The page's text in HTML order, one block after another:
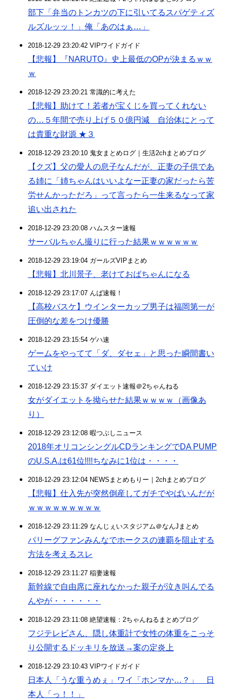
部下「弁当のトンカツの下に引いてるスパゲティズ
ルズルッッ！」俺「あのはぁ…」
2018-12-29 23:20:42 VIPワイドガイド
【悲報】『NARUTO』史上最低のOPが決まるｗｗ
ｗ
2018-12-29 23:20:21 常識的に考えた
【悲報】助けて！若者が宝くじを買ってくれない
の…５年間で売り上げ５０億円減 自治体にとって
は貴重な財源 ★３
2018-12-29 23:20:10 鬼女まとめログ｜生活2chまとめブログ
【クズ】父の愛人の息子なんだが、正妻の子供であ
る姉に「姉ちゃんはいいよなー正妻の家だったら苦
労せんかっただろ」って言ったら一生来るなって家
追い出された
2018-12-29 23:20:08 ハムスター速報
サーバルちゃん撮りに行った結果ｗｗｗｗｗｗ
2018-12-29 23:19:04 ガールズVIPまとめ
【悲報】北川景子、老けておばちゃんになる
2018-12-29 23:17:07 んば速報！
【高校バスケ】ウインターカップ男子は福岡第一が
圧倒的な差をつけ優勝
2018-12-29 23:15:54 ゲハ速
ゲームをやってて「ダ、ダセェ」と思った瞬間書い
ていけ
2018-12-29 23:15:37 ダイエット速報＠2ちゃんねる
女がダイエットを拗らせた結果ｗｗｗｗ（画像あ
り）
2018-12-29 23:12:08 暇つぶしニュース
2018年オリコンシングルCDランキングでDA PUMP
のU.S.A.は61位!!!!ちなみに1位は・・・・
2018-12-29 23:12:04 NEWSまとめもりー｜2chまとめブログ
【悲報】仕入先が突然倒産してガチでやばいんだが
ｗｗｗｗｗｗｗｗｗ
2018-12-29 23:11:29 なんじぇいスタジアム＠なんJまとめ
パリーグファンみんなでホークスの連覇を阻止する
方法を考えるスレ
2018-12-29 23:11:27 稲妻速報
新幹線で自由席に座れなかった親子が泣き叫んでる
んやが・・・・・・
2018-12-29 23:11:08 絶望速報：2ちゃんねるまとめブログ
フジテレビさん、隠し体重計で女性の体重をこっそ
り公開するドッキリを放送→案の定炎上
2018-12-29 23:10:43 VIPワイドガイド
日本人「うな重うめぇ」ワイ「ホンマか…？」 日
本人「っ！！」